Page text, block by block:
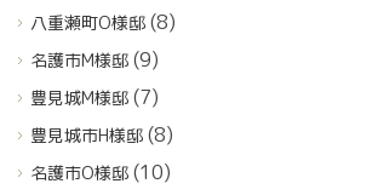
八重瀬町O様邸 (8)
名護市M様邸 (9)
豊見城M様邸 (7)
豊見城市H様邸 (8)
名護市O様邸 (10)